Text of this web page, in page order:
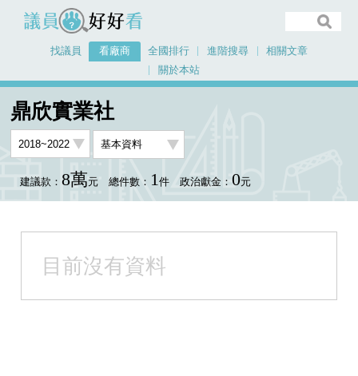
議員好好看
找議員 看廠商 全國排行 進階搜尋
相關文章
關於本站
鼎欣實業社
建議款： 8萬元 總件數： 1件 政治獻金： 0元
目前沒有資料